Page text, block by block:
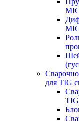
для TIG
TIG